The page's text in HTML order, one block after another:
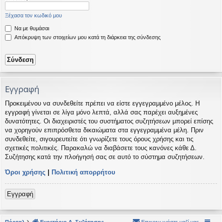
εις
Ξέχασα τον κωδικό μου
Να με θυμάσαι
Απόκρυψη των στοιχείων μου κατά τη διάρκεια της σύνδεσης
Εγγραφή
Προκειμένου να συνδεθείτε πρέπει να είστε εγγεγραμμένο μέλος. Η
εγγραφή γίνεται σε λίγα μόνο λεπτά, αλλά σας παρέχει αυξημένες
δυνατότητες. Οι διαχειριστές του συστήματος συζητήσεων μπορεί επίσης
να χορηγούν επιπρόσθετα δικαιώματα στα εγγεγραμμένα μέλη. Πριν
συνδεθείτε, σιγουρευτείτε ότι γνωρίζετε τους όρους χρήσης και τις
σχετικές πολιτικές. Παρακαλώ να διαβάσετε τους κανόνες κάθε Δ.
Συζήτησης κατά την πλοήγησή σας σε αυτό το σύστημα συζητήσεων.
Όροι χρήσης | Πολιτική απορρήτου
Εγγραφή